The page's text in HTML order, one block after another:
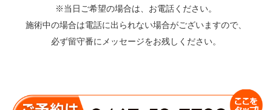
※当日ご希望の場合は、お電話ください。
施術中の場合は電話に出られない場合がございますので、
必ず留守番にメッセージをお残しください。